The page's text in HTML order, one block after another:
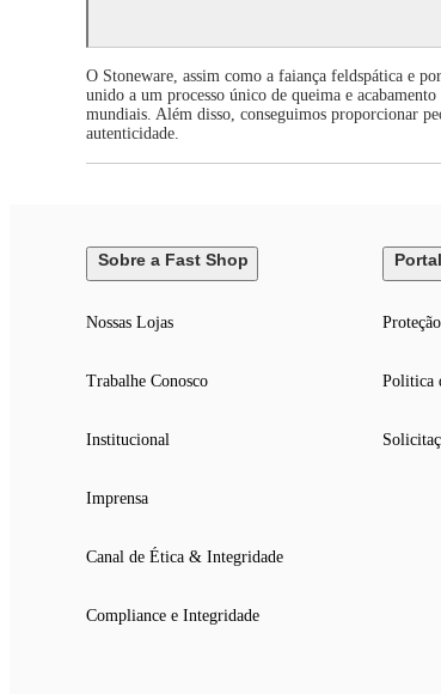
O Stoneware, assim como a faiança feldspática e
unido a um processo único de queima e
mundiais. Além disso, conseguimos proporcionar
autenticidade.
Sobre a Fast Shop
Nossas Lojas
Trabalhe Conosco
Institucional
Imprensa
Canal de Ética & Integridade
Compliance e Integridade
Politica